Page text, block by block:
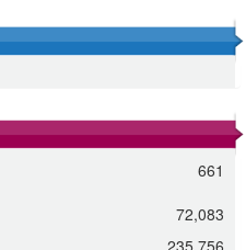
Long An bao 10kg
nhiên Biên Hòa gói 1kg
661
72,083
235,756